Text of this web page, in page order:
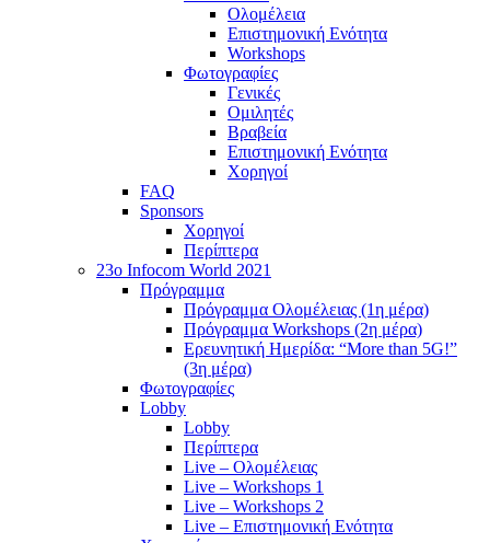
Ολομέλεια
Επιστημονική Ενότητα
Workshops
Φωτογραφίες
Γενικές
Ομιλητές
Βραβεία
Επιστημονική Ενότητα
Χορηγοί
FAQ
Sponsors
Χορηγοί
Περίπτερα
23o Infocom World 2021
Πρόγραμμα
Πρόγραμμα Ολομέλειας (1η μέρα)
Πρόγραμμα Workshops (2η μέρα)
Ερευνητική Ημερίδα: “More than 5G!”
(3η μέρα)
Φωτογραφίες
Lobby
Lobby
Περίπτερα
Live – Ολομέλειας
Live – Workshops 1
Live – Workshops 2
Live – Επιστημονική Ενότητα